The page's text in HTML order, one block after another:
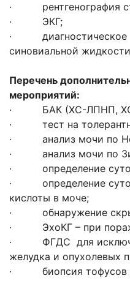
· рентгенография
· ЭКГ;
· диагностическое
синовиальной
Перечень
мероприятий:
· БАК (ХС-ЛПНП, ХС-
· тест на
· анализ мочи по
· анализ мочи по
· определение
· определение
кислоты в моче;
· обнаружение
· ЭхоКГ – при
· ФГДС для
желудка и опухолевых
· биопсия тофусов с